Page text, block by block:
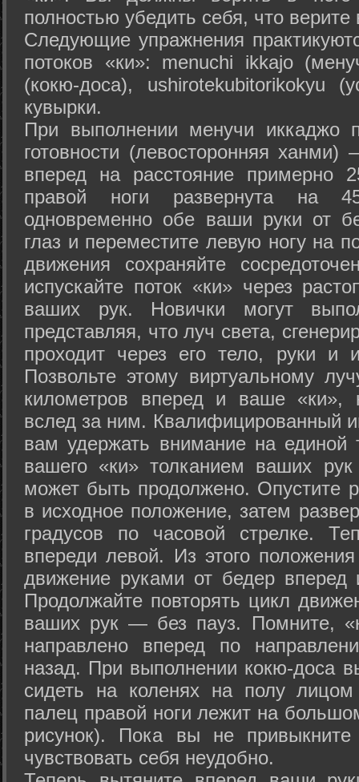
полностью убедить себя, что верите
Следующие упражнения
потоков «ки»: menuchi ikkajo
(кокю-доса), ushiro­tekubitori­kokyu
кувырки.
При выполнении менучи иккаджо
готовности (левосторонняя
вперед на расстояние примерно
правой ноги развернута на
одновременно обе ваши руки от
глаз и переместите левую ногу на
движения сохраняйте
испускайте поток «ки» через
ваших рук. Новички могут
представляя, что луч света,
проходит через его тело, руки и
Позвольте этому виртуальному
километров вперед и ваше «ки»,
вслед за ним. Квалифицированный
вам удержать внимание на единой
вашего «ки» толканием ваших
может быть продолжено. Опустите
в исходное положение, затем
градусов по часовой стрелке.
впереди левой. Из этого
движение руками от бедер вперед
Продолжайте повторять цикл
ваших рук — без пауз. Помните,
направлено вперед по
назад. При выполнении кокю-доса
сидеть на коленях на полу
палец правой ноги лежит на
рисунок). Пока вы не
чувствовать себя неудобно.